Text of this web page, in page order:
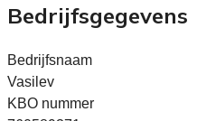
Bedrijfsgegevens
Bedrijfsnaam
Vasilev
KBO nummer